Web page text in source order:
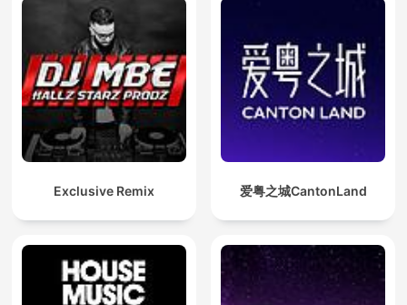
Exclusive Remix 爱粤之城CantonLand